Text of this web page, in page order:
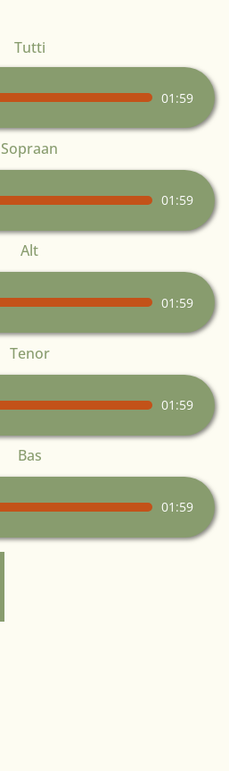
Tutti
01:59
Sopraan
01:59
Alt
01:59
Tenor
01:59
Bas
01:59